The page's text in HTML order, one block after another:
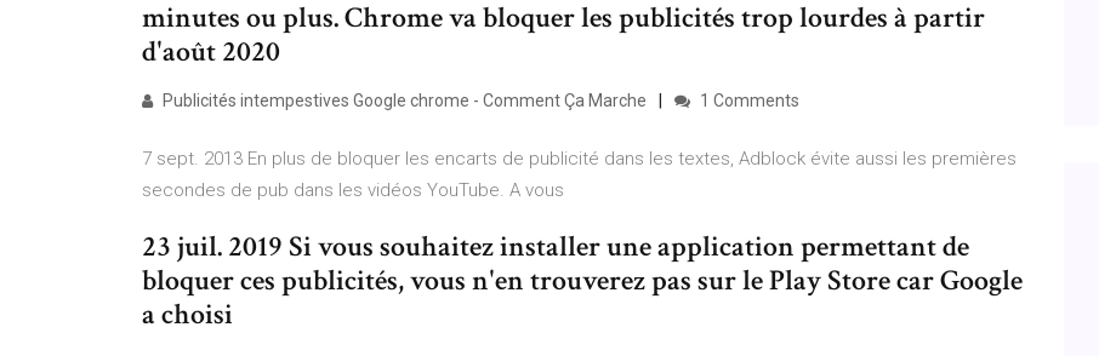
minutes ou plus. Chrome va bloquer les publicités trop lourdes à partir
d'août 2020
Publicités intempestives Google chrome - Comment Ça Marche 1 Comments
7 sept. 2013 En plus de bloquer les encarts de publicité dans les textes, Adblock évite aussi les premières
secondes de pub dans les vidéos YouTube. A vous
23 juil. 2019 Si vous souhaitez installer une application permettant de
bloquer ces publicités, vous n'en trouverez pas sur le Play Store car Google
a choisi